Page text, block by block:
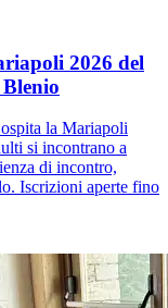
2026 del
la Mariapoli
si incontrano a
di incontro,
Iscrizioni aperte fino